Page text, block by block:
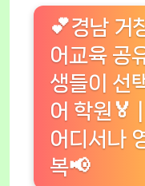
💕경남 거
어교육 공
생들이 선
어 학원🏅 |
어디서나
복📢